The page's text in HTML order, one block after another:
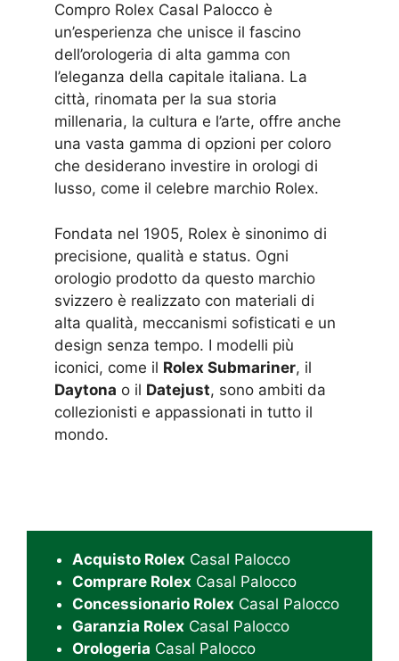
Compro Rolex Casal Palocco è
un’esperienza che unisce il fascino
dell’orologeria di alta gamma con
l’eleganza della capitale italiana. La
città, rinomata per la sua storia
millenaria, la cultura e l’arte, offre anche
una vasta gamma di opzioni per coloro
che desiderano investire in orologi di
lusso, come il celebre marchio Rolex.
Fondata nel 1905, Rolex è sinonimo di
precisione, qualità e status. Ogni
orologio prodotto da questo marchio
svizzero è realizzato con materiali di
alta qualità, meccanismi sofisticati e un
design senza tempo. I modelli più
iconici, come il Rolex Submariner, il
Daytona o il Datejust, sono ambiti da
collezionisti e appassionati in tutto il
mondo.
Acquisto Rolex Casal Palocco
Comprare Rolex Casal Palocco
Concessionario Rolex Casal Palocco
Garanzia Rolex Casal Palocco
Orologeria Casal Palocco